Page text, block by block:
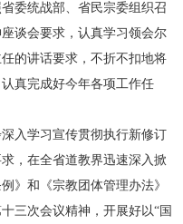
委统战部、省民宗委组织召
谈会要求，认真学习领会尔
的讲话要求，不折不扣地将
真完成好今年各项工作任
入学习宣传贯彻执行新修订
，在全省道教界迅速深入掀
》和《宗教团体管理办法》
三次会议精神，开展好以“国